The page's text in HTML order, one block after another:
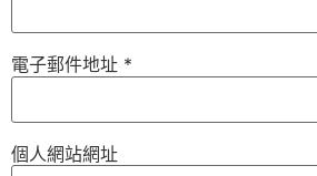
電子郵件地址 *
個人網站網址